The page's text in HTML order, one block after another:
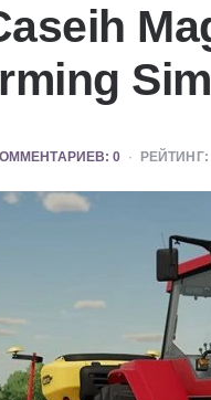
0 РЕЙТИНГ: